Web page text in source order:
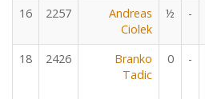
16 2257
Andreas
Ciolek
½ -
18 2426
Branko
Tadic
0 -